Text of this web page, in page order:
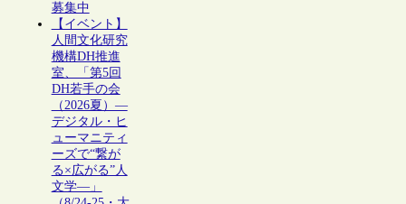
募集中
【イベント】
人間文化研究
機構DH推進
室、「第5回
DH若手の会
（2026夏）―
デジタル・ヒ
ューマニティ
ーズで“繋が
る×広がる”人
文学―」